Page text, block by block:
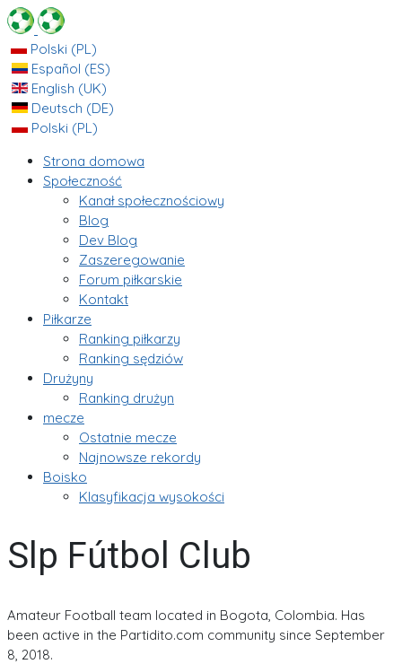
Polski (PL)
Español (ES)
English (UK)
Deutsch (DE)
Polski (PL)
Strona domowa
Społeczność
Kanał społecznościowy
Blog
Dev Blog
Zaszeregowanie
Forum piłkarskie
Kontakt
Piłkarze
Ranking piłkarzy
Ranking sędziów
Drużyny
Ranking drużyn
mecze
Ostatnie mecze
Najnowsze rekordy
Boisko
Klasyfikacja wysokości
Slp Fútbol Club
Amateur Football team located in Bogota, Colombia. Has
been active in the Partidito.com community since September
8, 2018.